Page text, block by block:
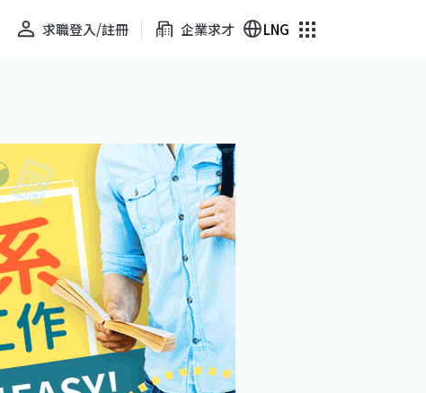
求職登入/註冊 企業求才 LNG